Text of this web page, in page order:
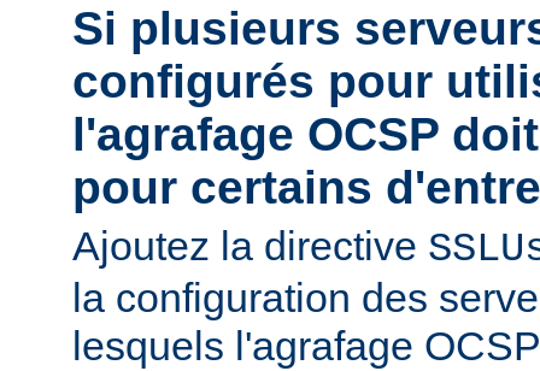
Si plusieurs
configurés pour
l'agrafage OCSP
pour certains
Ajoutez la directive
la configuration des
lesquels l'agrafage